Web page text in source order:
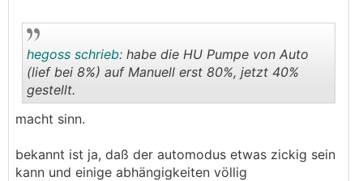
hegoss schrieb: habe die HU Pumpe von Auto
(lief bei 8%) auf Manuell erst 80%, jetzt 40%
gestellt.
macht sinn.
bekannt ist ja, daß der automodus etwas zickig sein
kann und einige abhängigkeiten völlig